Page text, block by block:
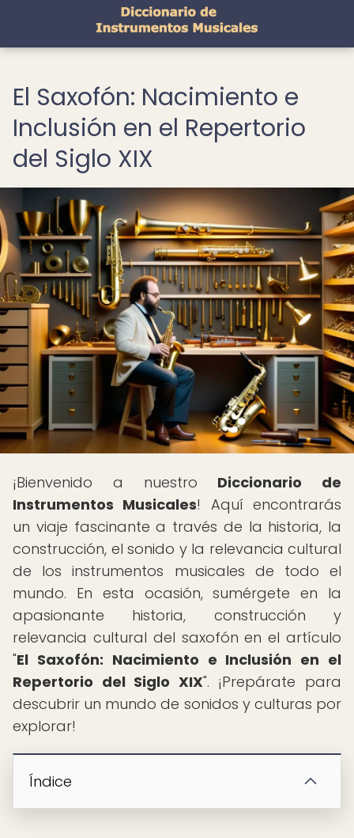
El Saxofón: Nacimiento e
Inclusión en el Repertorio
del Siglo XIX
¡Bienvenido a nuestro Diccionario de
Instrumentos Musicales! Aquí encontrarás
un viaje fascinante a través de la historia, la
construcción, el sonido y la relevancia cultural
de los instrumentos musicales de todo el
mundo. En esta ocasión, sumérgete en la
apasionante historia, construcción y
relevancia cultural del saxofón en el artículo
"El Saxofón: Nacimiento e Inclusión en el
Repertorio del Siglo XIX". ¡Prepárate para
descubrir un mundo de sonidos y culturas por
explorar!
Índice